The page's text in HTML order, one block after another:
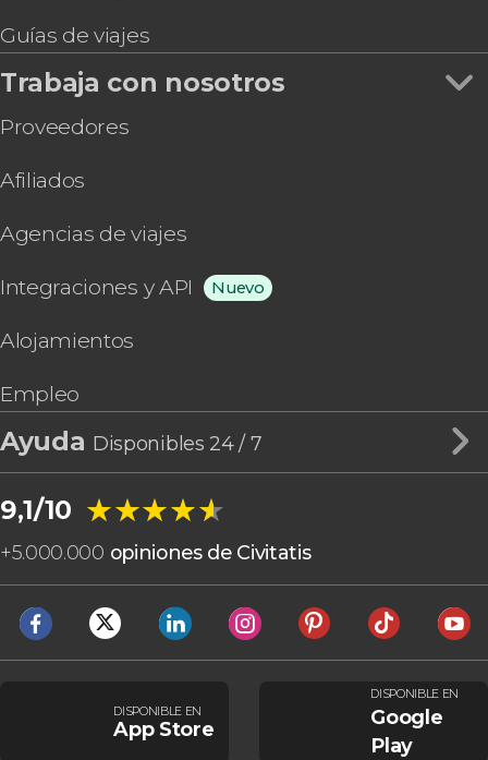
Guías de viajes
Trabaja con nosotros
Proveedores
Afiliados
Agencias de viajes
Integraciones y API Nuevo
Alojamientos
Empleo
Ayuda Disponibles 24 / 7
9,1/10 ★★★★★
★★★★★
+5.000.000 opiniones de Civitatis
DISPONIBLE EN
App Store
DISPONIBLE EN
Google
Play